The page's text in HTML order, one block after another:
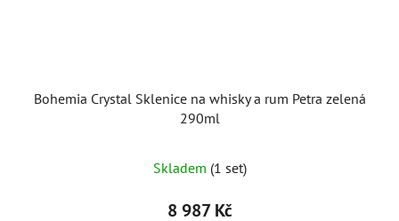
Bohemia Crystal Sklenice na whisky a rum Petra zelená
290ml
Skladem (1 set)
8 987 Kč